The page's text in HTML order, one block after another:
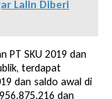
Lalin Diberi
PT SKU 2019 dan
terdapat
dan saldo awal di
dan